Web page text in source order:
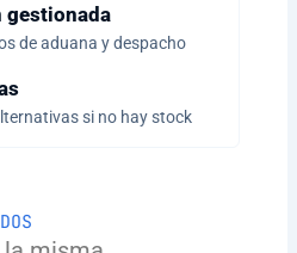
gestionada
de aduana y despacho
si no hay stock